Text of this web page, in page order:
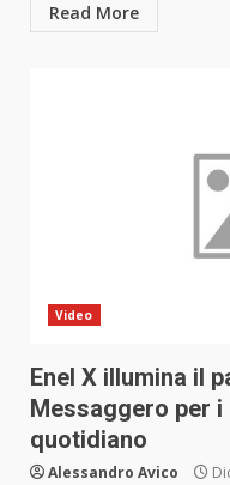
Read More
Video
Enel X illumina il
Messaggero per i
quotidiano
Alessandro Avico